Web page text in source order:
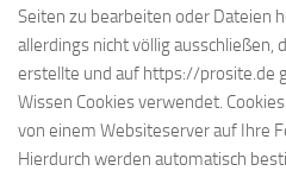
Seiten zu bearbeiten oder Dateien
allerdings nicht völlig ausschließen,
erstellte und auf https://prosite.de
Wissen Cookies verwendet.
von einem Websiteserver auf Ihre
Hierdurch werden automatisch